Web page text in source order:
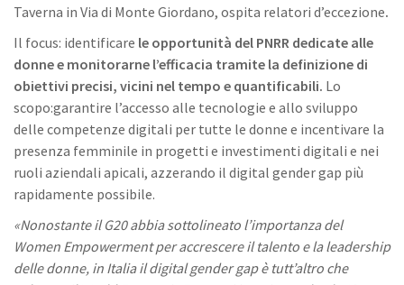
Taverna in Via di Monte Giordano, ospita relatori d’eccezione.
Il focus: identificare le opportunità del PNRR dedicate alle
donne e monitorarne l’efficacia tramite la definizione di
obiettivi precisi, vicini nel tempo e quantificabili. Lo
scopo:garantire l’accesso alle tecnologie e allo sviluppo
delle competenze digitali per tutte le donne e incentivare la
presenza femminile in progetti e investimenti digitali e nei
ruoli aziendali apicali, azzerando il digital gender gap più
rapidamente possibile.
«Nonostante il G20 abbia sottolineato l’importanza del
Women Empowerment per accrescere il talento e la leadership
delle donne, in Italia il digital gender gap è tutt’altro che